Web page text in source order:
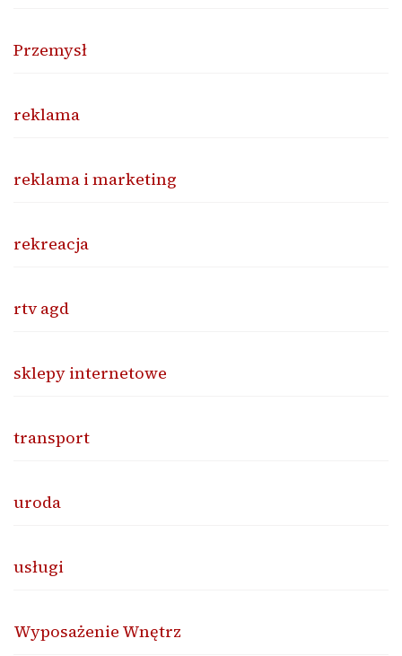
Przemysł
reklama
reklama i marketing
rekreacja
rtv agd
sklepy internetowe
transport
uroda
usługi
Wyposażenie Wnętrz